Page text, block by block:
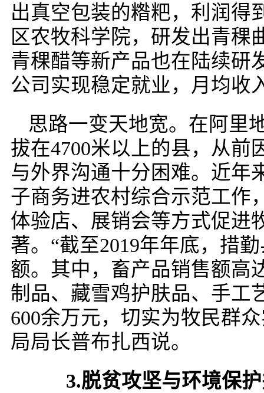
出真空包装的糌粑，利润得
区农牧科学院，研发出青稞
青稞醋等新产品也在陆续研
公司实现稳定就业，月均收
思路一变天地宽。在阿里
拔在4700米以上的县，从前
与外界沟通十分困难。近年
子商务进农村综合示范工作
体验店、展销会等方式促进
著。“截至2019年年底，措
额。其中，畜产品销售额高
制品、藏雪鸡护肤品、手工
600余万元，切实为牧民群
局局长普布扎西说。
3.脱贫攻坚与环境保护